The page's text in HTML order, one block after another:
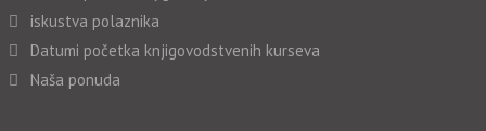
iskustva polaznika
Datumi početka knjigovodstvenih kurseva
Naša ponuda